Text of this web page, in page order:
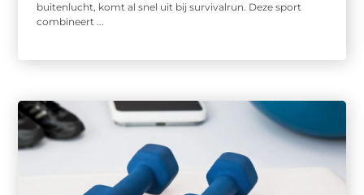
buitenlucht, komt al snel uit bij survivalrun. Deze sport
combineert ...